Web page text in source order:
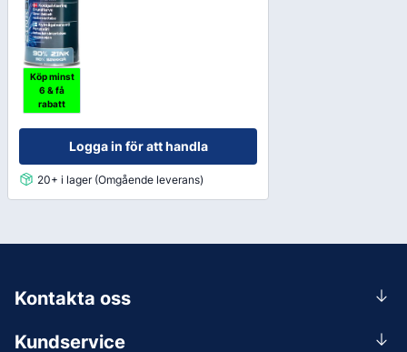
Köp minst
6 & få
rabatt
Logga in för att handla
20+ i lager (Omgående leverans)
Kundservice
Kontakta oss
0156-409 00